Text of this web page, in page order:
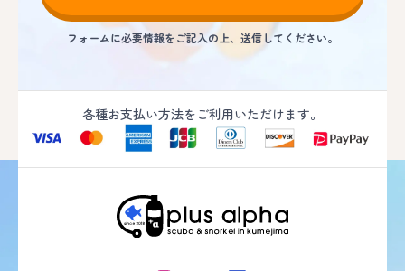
フォームに必要情報をご記入の上、送信してください。
各種お支払い方法をご利用いただけます。